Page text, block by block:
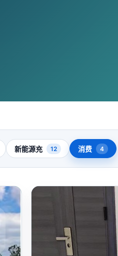
新能源充 12 消费 4